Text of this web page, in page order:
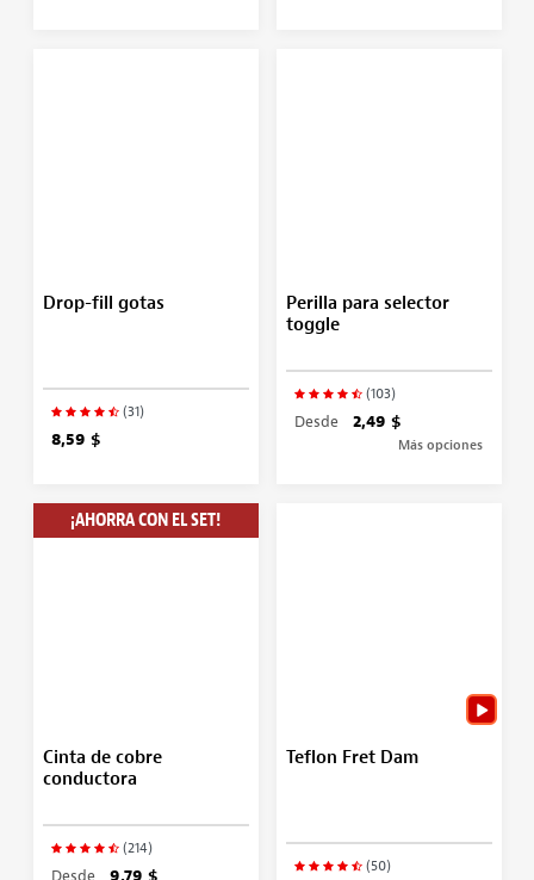
Drop-fill gotas
(31)
8,59 $
Perilla para selector
toggle
(103)
Desde 2,49 $
Más opciones
¡AHORRA CON EL SET!
Cinta de cobre
conductora
(214)
Desde 9,79 $
Teflon Fret Dam
(50)